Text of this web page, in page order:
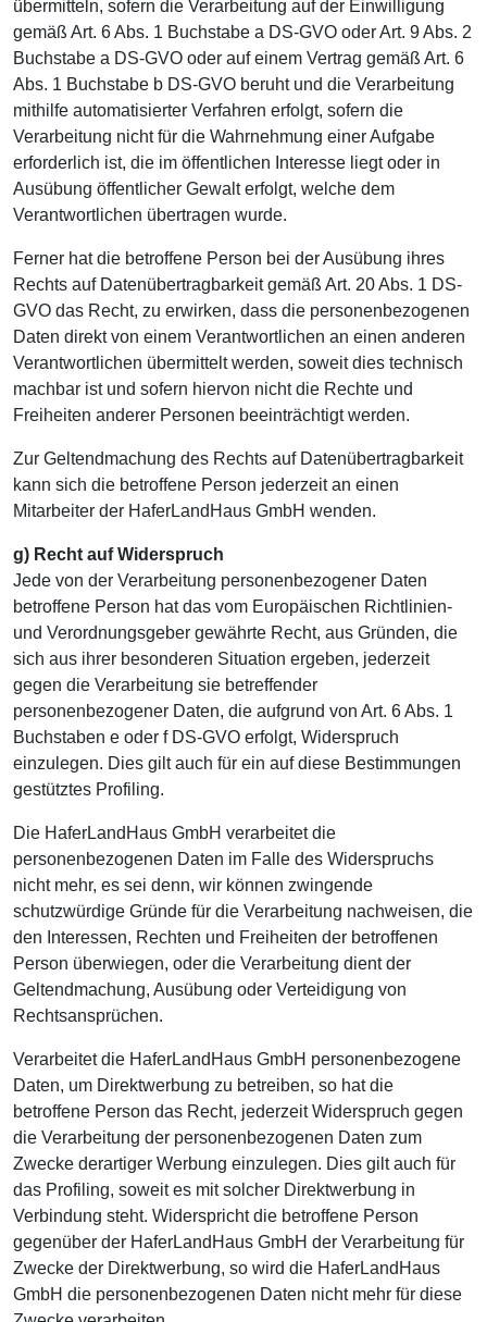
übermitteln, sofern die Verarbeitung auf der Einwilligung
gemäß Art. 6 Abs. 1 Buchstabe a DS-GVO oder Art. 9 Abs. 2
Buchstabe a DS-GVO oder auf einem Vertrag gemäß Art. 6
Abs. 1 Buchstabe b DS-GVO beruht und die Verarbeitung
mithilfe automatisierter Verfahren erfolgt, sofern die
Verarbeitung nicht für die Wahrnehmung einer Aufgabe
erforderlich ist, die im öffentlichen Interesse liegt oder in
Ausübung öffentlicher Gewalt erfolgt, welche dem
Verantwortlichen übertragen wurde.
Ferner hat die betroffene Person bei der Ausübung ihres
Rechts auf Datenübertragbarkeit gemäß Art. 20 Abs. 1 DS-
GVO das Recht, zu erwirken, dass die personenbezogenen
Daten direkt von einem Verantwortlichen an einen anderen
Verantwortlichen übermittelt werden, soweit dies technisch
machbar ist und sofern hiervon nicht die Rechte und
Freiheiten anderer Personen beeinträchtigt werden.
Zur Geltendmachung des Rechts auf Datenübertragbarkeit
kann sich die betroffene Person jederzeit an einen
Mitarbeiter der HaferLandHaus GmbH wenden.
g) Recht auf Widerspruch
Jede von der Verarbeitung personenbezogener Daten
betroffene Person hat das vom Europäischen Richtlinien-
und Verordnungsgeber gewährte Recht, aus Gründen, die
sich aus ihrer besonderen Situation ergeben, jederzeit
gegen die Verarbeitung sie betreffender
personenbezogener Daten, die aufgrund von Art. 6 Abs. 1
Buchstaben e oder f DS-GVO erfolgt, Widerspruch
einzulegen. Dies gilt auch für ein auf diese Bestimmungen
gestütztes Profiling.
Die HaferLandHaus GmbH verarbeitet die
personenbezogenen Daten im Falle des Widerspruchs
nicht mehr, es sei denn, wir können zwingende
schutzwürdige Gründe für die Verarbeitung nachweisen, die
den Interessen, Rechten und Freiheiten der betroffenen
Person überwiegen, oder die Verarbeitung dient der
Geltendmachung, Ausübung oder Verteidigung von
Rechtsansprüchen.
Verarbeitet die HaferLandHaus GmbH personenbezogene
Daten, um Direktwerbung zu betreiben, so hat die
betroffene Person das Recht, jederzeit Widerspruch gegen
die Verarbeitung der personenbezogenen Daten zum
Zwecke derartiger Werbung einzulegen. Dies gilt auch für
das Profiling, soweit es mit solcher Direktwerbung in
Verbindung steht. Widerspricht die betroffene Person
gegenüber der HaferLandHaus GmbH der Verarbeitung für
Zwecke der Direktwerbung, so wird die HaferLandHaus
GmbH die personenbezogenen Daten nicht mehr für diese